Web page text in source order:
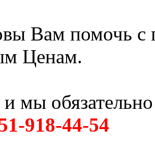
Вам помочь с
Ценам.
и мы
918-44-54